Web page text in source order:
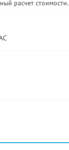
расчет стоимости.